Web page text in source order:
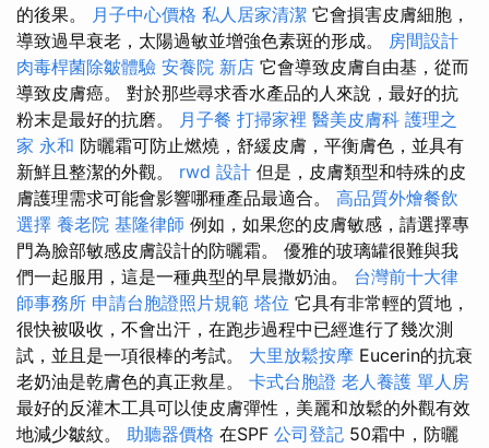
的後果。 月子中心價格 私人居家清潔 它會損害皮膚細胞，
導致過早衰老，太陽過敏並增強色素斑的形成。 房間設計
肉毒桿菌除皺體驗 安養院 新店 它會導致皮膚自由基，從而
導致皮膚癌。 對於那些尋求香水產品的人來說，最好的抗
粉末是最好的抗磨。 月子餐 打掃家裡 醫美皮膚科 護理之
家 永和 防曬霜可防止燃燒，舒緩皮膚，平衡膚色，並具有
新鮮且整潔的外觀。 rwd 設計 但是，皮膚類型和特殊的皮
膚護理需求可能會影響哪種產品最適合。 高品質外燴餐飲
選擇 養老院 基隆律師 例如，如果您的皮膚敏感，請選擇專
門為臉部敏感皮膚設計的防曬霜。 優雅的玻璃罐很難與我
們一起服用，這是一種典型的早晨撒奶油。 台灣前十大律
師事務所 申請台胞證照片規範 塔位 它具有非常輕的質地，
很快被吸收，不會出汗，在跑步過程中已經進行了幾次測
試，並且是一項很棒的考試。 大里放鬆按摩 Eucerin的抗衰
老奶油是乾膚色的真正救星。 卡式台胞證 老人養護 單人房
最好的反灌木工具可以使皮膚彈性，美麗和放鬆的外觀有效
地減少皺紋。 助聽器價格 在SPF 公司登記 50霜中，防曬